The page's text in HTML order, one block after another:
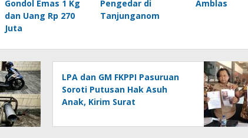
Gondol Emas 1 Kg
dan Uang Rp 270
Juta
Pengedar di
Tanjunganom
Amblas
LPA dan GM FKPPI Pasuruan
Soroti Putusan Hak Asuh
Anak, Kirim Surat
Agung